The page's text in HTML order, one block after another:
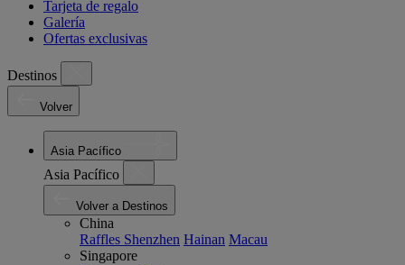
Tarjeta de regalo
Galería
Ofertas exclusivas
Destinos
Volver
Asia Pacífico
Asia Pacífico
Volver a Destinos
China
Raffles Shenzhen Hainan Macau
Singapore